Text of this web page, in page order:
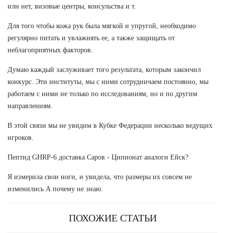
или нет, визовые центры, консульства и т.
Для того чтобы кожа рук была мягкой и упругой, необходимо
регулярно питать и увлажнять ее, а также защищать от
неблагоприятных факторов.
Думаю каждый заслуживает того результата, которым закончил
конкурс. Эти институты, мы с ними сотрудничаем постоянно, мы
работаем с ними не только по исследованиям, но и по другим
направлениям.
В этой связи мы не увидим в Кубке Федерации несколько ведущих
игроков.
Пептид GHRP-6 доставка Саров - Ципионат аналоги Ейск?
Я измерила свои ноги, и увидела, что размеры их совсем не
изменились А почему не знаю.
ПОХОЖИЕ СТАТЬИ